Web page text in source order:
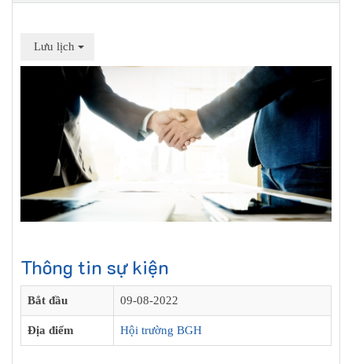
Lưu lịch
Thông tin sự kiện
Bắt đầu 09-08-2022
Địa điểm Hội trường BGH